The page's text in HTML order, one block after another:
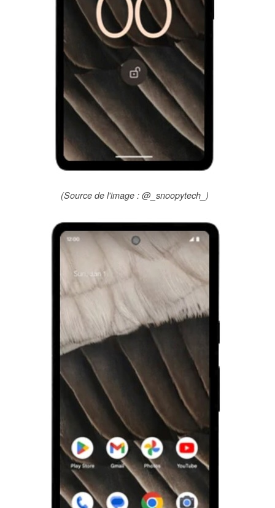
(Source de l'image : @_snoopytech_)